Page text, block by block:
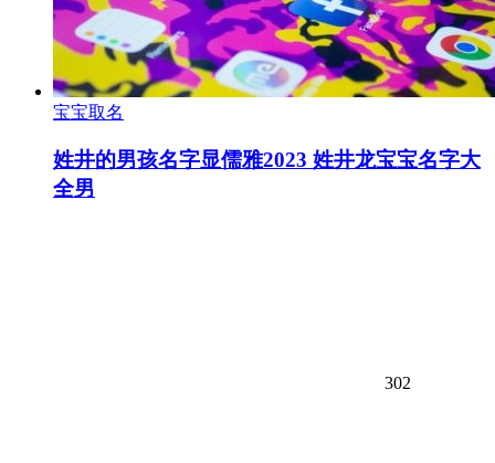
宝宝取名
姓井的男孩名字显儒雅2023 姓井龙宝宝名字大
全男
302